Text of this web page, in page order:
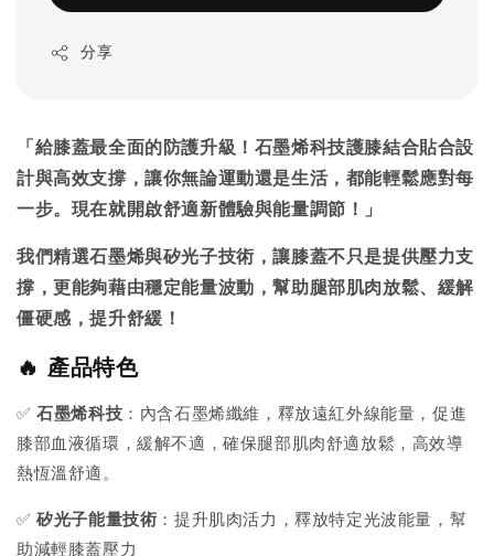
分享
「給膝蓋最全面的防護升級！石墨烯科技護膝結合貼合設
計與高效支撐，讓你無論運動還是生活，都能輕鬆應對每
一步。現在就開啟舒適新體驗與能量調節！」
我們精選石墨烯與矽光子技術，讓膝蓋不只是提供壓力支
撐，更能夠藉由穩定能量波動，幫助腿部肌肉放鬆、緩解
僵硬感，提升舒緩！
🔥 產品特色
✅石墨烯科技 ：內含石墨烯纖維，釋放遠紅外線能量，促進
膝部血液循環，緩解不適，確保腿部肌肉舒適放鬆，高效導
熱恆溫舒適。
✅矽光子能量技術 ：提升肌肉活力，釋放特定光波能量，幫
助減輕膝蓋壓力